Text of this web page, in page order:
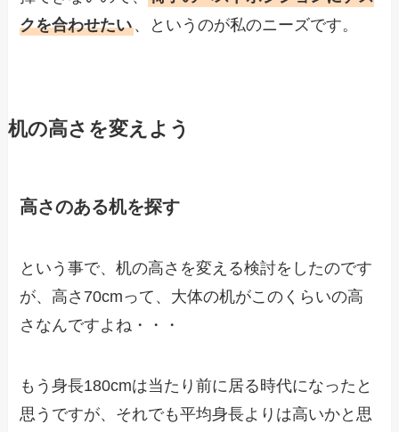
クを合わせたい、というのが私のニーズです。
机の高さを変えよう
高さのある机を探す
という事で、机の高さを変える検討をしたのです
が、高さ70cmって、大体の机がこのくらいの高
さなんですよね・・・
もう身長180cmは当たり前に居る時代になったと
思うですが、それでも平均身長よりは高いかと思